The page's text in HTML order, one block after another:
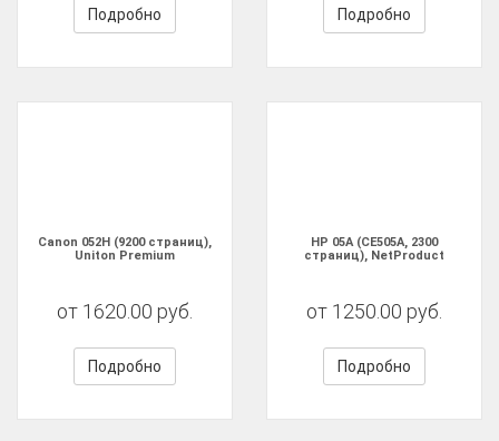
Подробно Подробно
Canon 052H (9200 страниц),
Uniton Premium
от 1620.00 руб.
Подробно
HP 05A (CE505A, 2300
страниц), NetProduct
от 1250.00 руб.
Подробно